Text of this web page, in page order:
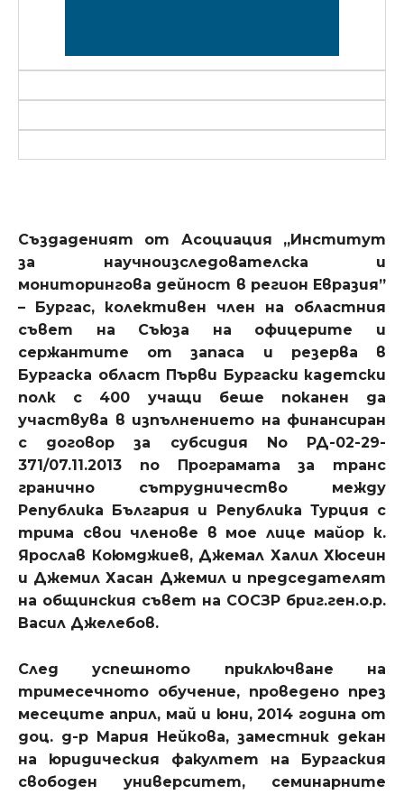
Създаденият от Асоциация „Институт
за научноизследователска и
мониторингова дейност в регион Евразия”
– Бургас, колективен член на областния
съвет на Съюза на офицерите и
сержантите от запаса и резерва в
Бургаска област Първи Бургаски кадетски
полк с 400 учащи беше поканен да
участвува в изпълнението на финансиран
с договор за субсидия
No РД-02-29-
371/07.11.2013 по Програмата за транс
гранично сътрудничество между
Република България и Република Турция с
трима свои членове в мое лице майор к.
Ярослав Коюмджиев, Джемал Халил Хюсеин
и Джемил Хасан Джемил и председателят
на общинския съвет на СОСЗР бриг.ген.о.р.
Васил Джелебов.
След успешното приключване на
тримесечното обучение, проведено през
месеците април, май и юни, 2014 година от
доц. д-р Мария Нейкова, заместник декан
на юридическия факултет на Бургаския
свободен университет, семинарните